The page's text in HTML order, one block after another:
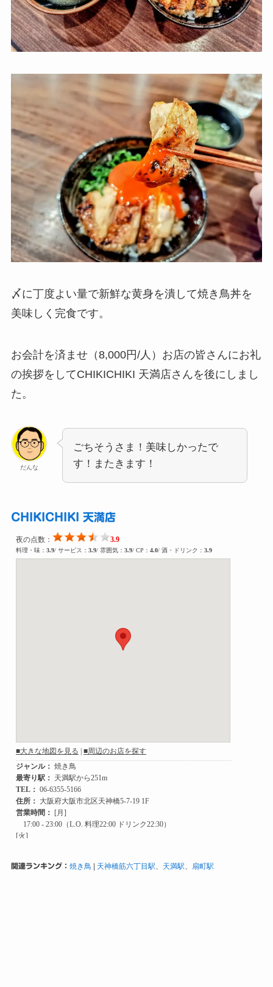
〆に丁度よい量で新鮮な黄身を潰して焼き鳥丼を
美味しく完食です。
お会計を済ませ（8,000円/人）お店の皆さんにお礼
の挨拶をしてCHIKICHIKI 天満店さんを後にしまし
た。
だんな
ごちそうさま！美味しかったで
す！またきます！
CHIKICHIKI 天満店
関連ランキング： 焼き鳥 天神橋筋六丁目駅、 天満駅、 扇町駅